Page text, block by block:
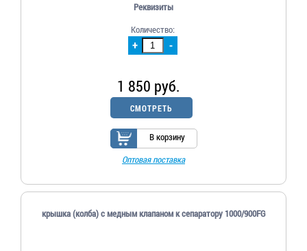
Реквизиты
+ -
Количество:
1 850 руб.
СМОТРЕТЬ
В корзину
Оптовая поставка
крышка (колба) c медным клапаном к сепаратору 1000/900FG